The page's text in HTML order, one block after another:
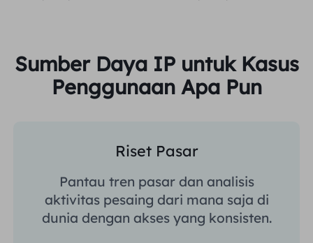
Sumber Daya IP untuk Kasus
Penggunaan Apa Pun
Riset Pasar
Pantau tren pasar dan analisis
aktivitas pesaing dari mana saja di
dunia dengan akses yang konsisten.